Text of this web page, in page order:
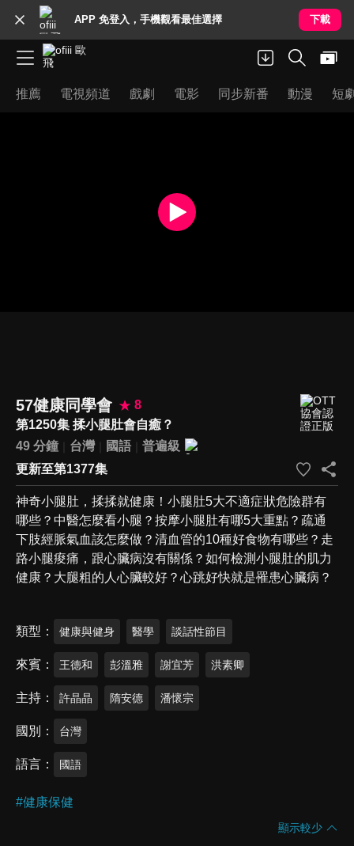
APP 免登入，手機觀看最佳選擇 下載
推薦 電視頻道 戲劇 電影 同步新番 動漫 短
57健康同學會
8
第1250集 揉小腿肚會自癒？
49 分鐘
台灣 國語
普遍級
更新至第1377集
神奇小腿肚，揉揉就健康！小腿肚5大不適症狀危險群有
哪些？中醫怎麼看小腿？按摩小腿肚有哪5大重點？疏通
下肢經脈氣血該怎麼做？清血管的10種好食物有哪些？走
路小腿痠痛，跟心臟病沒有關係？如何檢測小腿肚的肌力
健康？大腿粗的人心臟較好？心跳好快就是罹患心臟病？
類型 健康與健身 醫學 談話性節目
來賓 王德和 彭溫雅 謝宜芳 洪素卿
主持 許晶晶 隋安德 潘懷宗
國別 台灣
語言 國語
#健康保健
顯示較少